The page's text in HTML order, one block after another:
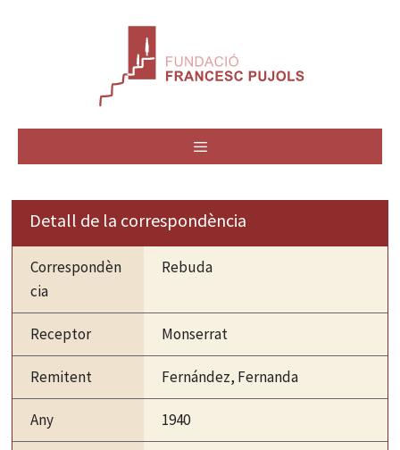
Detall de la correspondència
Correspondèn
cia
Rebuda
Receptor Monserrat
Remitent Fernández, Fernanda
Any 1940